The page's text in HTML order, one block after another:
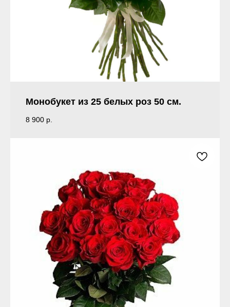
Монобукет из 25 белых роз 50 см.
8 900 р.